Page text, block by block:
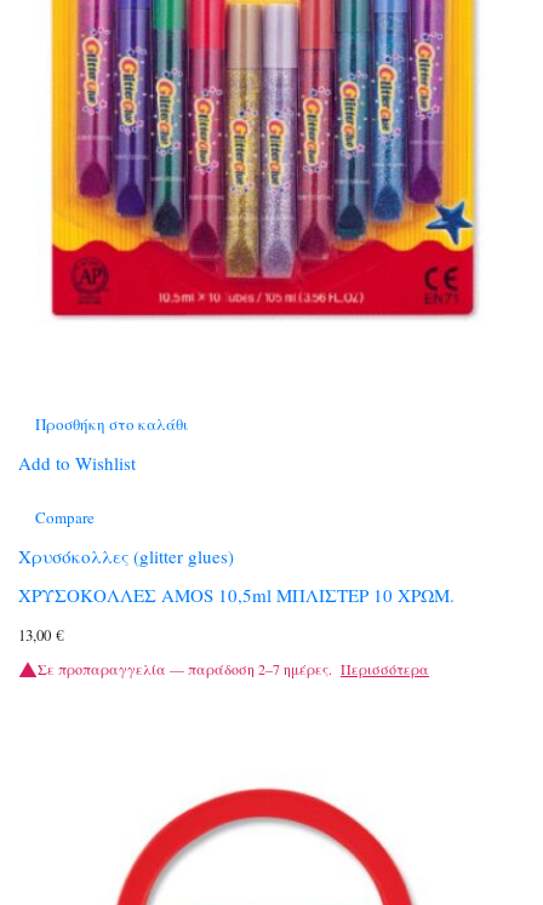
Προσθήκη στο καλάθι
Add to Wishlist
Compare
Χρυσόκολλες (glitter glues)
ΧΡΥΣΟΚΟΛΛΕΣ AMOS 10,5ml ΜΠΛΙΣΤΕΡ 10 ΧΡΩΜ.
13,00 €
Σε προπαραγγελία — παράδοση 2–7 ημέρες. Περισσότερα